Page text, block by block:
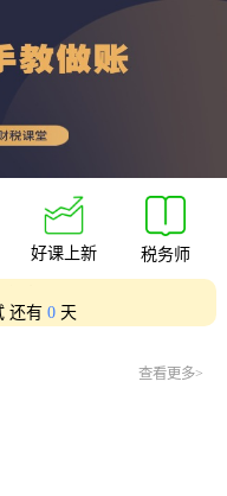
好课上新 税务师
还有0 天
查看更多>